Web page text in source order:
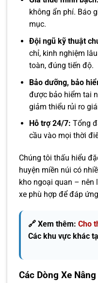
không ẩn phí. Báo
mục.
Đội ngũ kỹ thuật
chỉ, kinh nghiệm
toàn, đúng tiến độ.
Bảo dưỡng, bảo
được bảo hiểm tai
giảm thiểu rủi ro
Hỗ trợ 24/7: Tổng
cầu vào mọi thời
Chúng tôi thấu hiểu
huyện miền núi có
kho ngoại quan – nên
xe phù hợp để đáp
🔗 Xem thêm: Cho
Các khu vực khác
Các Dòng Xe